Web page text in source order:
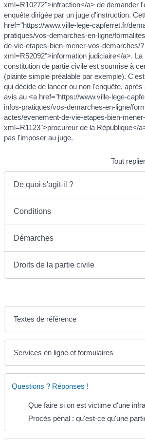
xml=R10272">infraction</a> de demander
enquête dirigée par un juge d'instruction.
href="https://www.ville-lege-capferret.fr/
pratiques/vos-demarches-en-ligne/
de-vie-etapes-bien-mener-vos-demarches/?
xml=R52092">information judiciaire</a>. La
constitution de partie civile est soumise à
(plainte simple préalable par exemple).
qui décide de lancer ou non l'enquête,
avis au <a href="https://www.ville-lege-
infos-pratiques/vos-demarches-en-ligne/
actes/evenement-de-vie-etapes-bien-
xml=R1123">procureur de la République</
pas l'imposer au juge.
Tout replier
De quoi s'agit-il ?
Conditions
Démarches
Droits de la partie civile
Textes de référence
Services en ligne et formulaires
Questions ? Réponses !
Que faire si on est victime d'une
Procès pénal : qu'est-ce qu'une